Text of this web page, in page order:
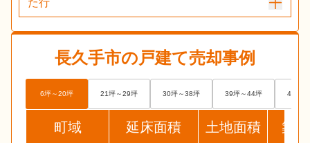
た行
長久手市の戸建て売却事例
6坪～20坪 21坪～29坪 30坪～38坪 39坪～44坪 45坪
町域 延床面積 土地面積 築